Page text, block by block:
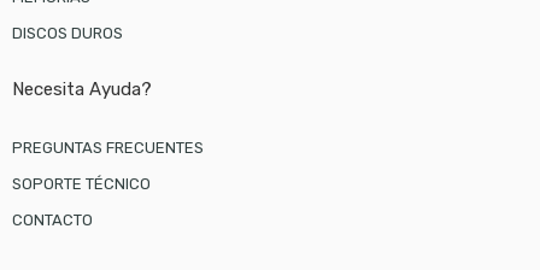
DISCOS DUROS
Necesita Ayuda?
PREGUNTAS FRECUENTES
SOPORTE TÉCNICO
CONTACTO